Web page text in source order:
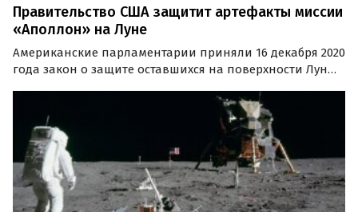
Правительство США защитит артефакты миссии
«Аполлон» на Луне
Американские парламентарии приняли 16 декабря 2020
года закон о защите оставшихся на поверхности Луны
миссии «Аполлон», в рамках которой NASA отправила
на естественный спутник Земли первую
пилотируемую…